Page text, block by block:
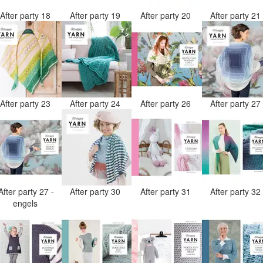
After party 18 After party 19 After party 20 After party 21
After party 23 After party 24 After party 26 After party 27
party 27 -
engels
After party 30 After party 31 After party 32